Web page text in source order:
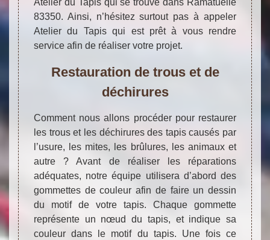
Atelier du Tapis qui se trouve dans Ramatuelle
83350. Ainsi, n’hésitez surtout pas à appeler
Atelier du Tapis qui est prêt à vous rendre
service afin de réaliser votre projet.
Restauration de trous et de
déchirures
Comment nous allons procéder pour restaurer
les trous et les déchirures des tapis causés par
l’usure, les mites, les brûlures, les animaux et
autre ? Avant de réaliser les réparations
adéquates, notre équipe utilisera d’abord des
gommettes de couleur afin de faire un dessin
du motif de votre tapis. Chaque gommette
représente un nœud du tapis, et indique sa
couleur dans le motif du tapis. Une fois ce